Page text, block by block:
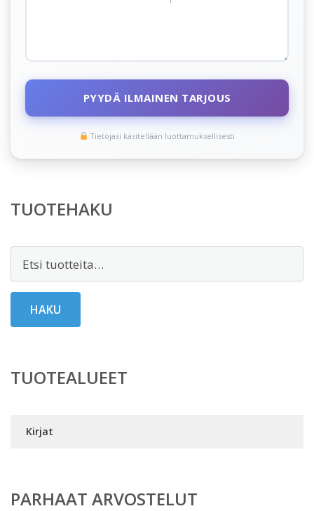
PYYDÄ ILMAINEN TARJOUS
Tietojasi käsitellään luottamuksellisesti
TUOTEHAKU
HAKU
TUOTEALUEET
Kirjat
PARHAAT ARVOSTELUT